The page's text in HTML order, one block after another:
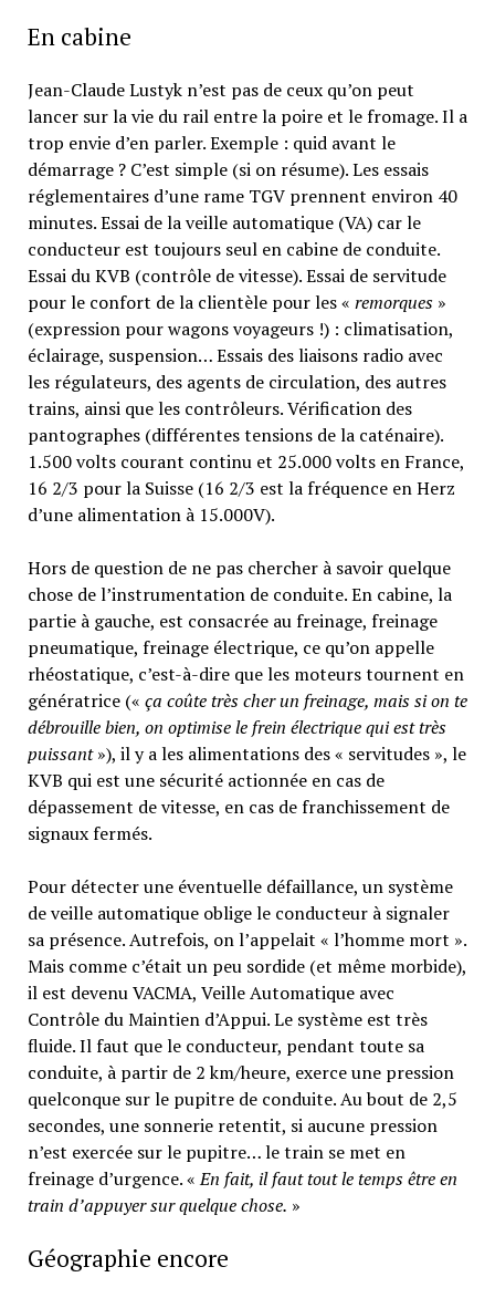
En cabine
Jean-Claude Lustyk n’est pas de ceux qu’on peut
lancer sur la vie du rail entre la poire et le fromage. Il a
trop envie d’en parler. Exemple : quid avant le
démarrage ? C’est simple (si on résume). Les essais
réglementaires d’une rame TGV prennent environ 40
minutes. Essai de la veille automatique (VA) car le
conducteur est toujours seul en cabine de conduite.
Essai du KVB (contrôle de vitesse). Essai de servitude
pour le confort de la clientèle pour les « remorques»
(expression pour wagons voyageurs !) : climatisation,
éclairage, suspension… Essais des liaisons radio avec
les régulateurs, des agents de circulation, des autres
trains, ainsi que les contrôleurs. Vérification des
pantographes (différentes tensions de la caténaire).
1.500 volts courant continu et 25.000 volts en France,
16 2/3 pour la Suisse (16 2/3 est la fréquence en Herz
d’une alimentation à 15.000V).
Hors de question de ne pas chercher à savoir quelque
chose de l’instrumentation de conduite. En cabine, la
partie à gauche, est consacrée au freinage, freinage
pneumatique, freinage électrique, ce qu’on appelle
rhéostatique, c’est-à-dire que les moteurs tournent en
génératrice (« ça coûte très cher un freinage, mais si on te
débrouille bien, on optimise le frein électrique qui est très
puissant»), il y a les alimentations des « servitudes », le
KVB qui est une sécurité actionnée en cas de
dépassement de vitesse, en cas de franchissement de
signaux fermés.
Pour détecter une éventuelle défaillance, un système
de veille automatique oblige le conducteur à signaler
sa présence. Autrefois, on l’appelait « l’homme mort ».
Mais comme c’était un peu sordide (et même morbide),
il est devenu VACMA, Veille Automatique avec
Contrôle du Maintien d’Appui. Le système est très
fluide. Il faut que le conducteur, pendant toute sa
conduite, à partir de 2 km/heure, exerce une pression
quelconque sur le pupitre de conduite. Au bout de 2,5
secondes, une sonnerie retentit, si aucune pression
n’est exercée sur le pupitre… le train se met en
freinage d’urgence. «En fait, il faut tout le temps être en
train d’appuyer sur quelque chose. »
Géographie encore